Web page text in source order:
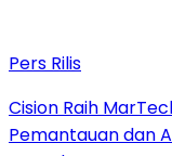
Pers Rilis
Cision Raih
Pemantauan dan